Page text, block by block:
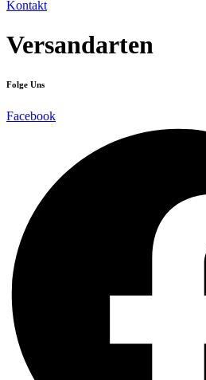
Kontakt
Versandarten
Folge Uns
Facebook